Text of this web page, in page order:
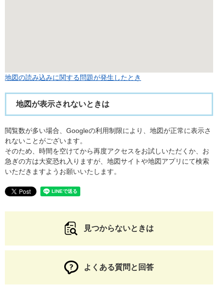
地図の読み込みに関する問題が発生したとき
地図が表示されないときは
閲覧数が多い場合、Googleの利用制限により、地図が正常に表示さ
れないことがございます。
そのため、時間を空けてから再度アクセスをお試しいただくか、お
急ぎの方は大変恐れ入りますが、地図サイトや地図アプリにて検索
いただきますようお願いいたします。
見つからないときは
よくある質問と回答